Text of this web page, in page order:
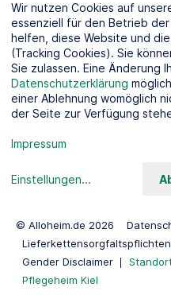
SOCIAL MEDIA
KOOPERATIONSPARTNER
© Alloheim.de 2026
Gender Disclaimer
Pflegeheim Kiel
Wir nutzen Cookies auf
essenziell für den Betrieb
helfen, diese Website und
(Tracking Cookies). Sie
Sie zulassen. Eine Änderung
Datenschutzerklärung
einer Ablehnung womöglich
der Seite zur Verfügung
Impressum
Einstellungen...